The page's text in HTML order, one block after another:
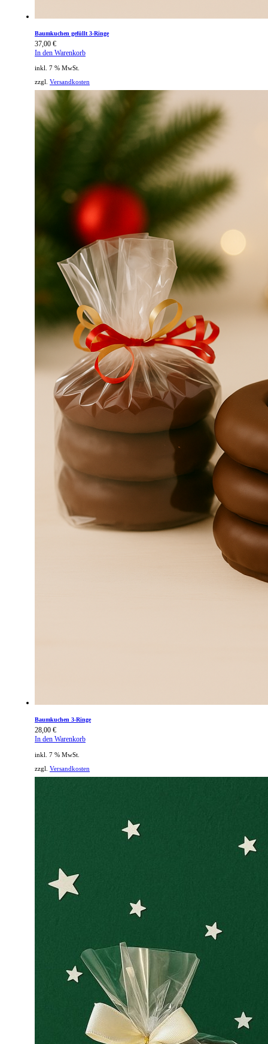
Baumkuchen gefüllt 3-Ringe
37,00 €
In den Warenkorb
inkl. 7 % MwSt.
zzgl. Versandkosten
Baumkuchen 3-Ringe
28,00 €
In den Warenkorb
inkl. 7 % MwSt.
zzgl. Versandkosten